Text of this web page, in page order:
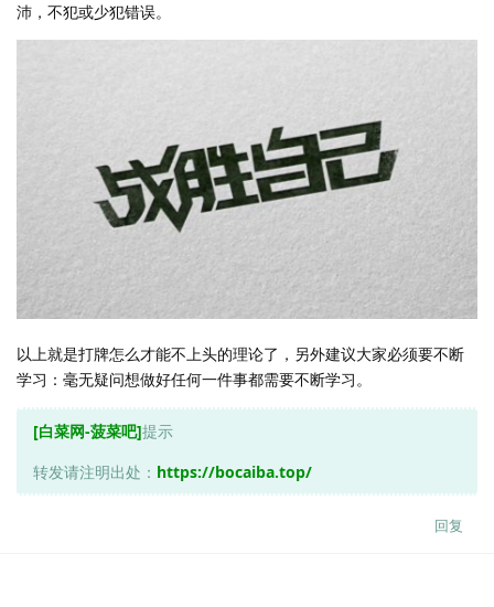
沛，不犯或少犯错误。
以上就是打牌怎么才能不上头的理论了，另外建议大家必须要不断
学习：毫无疑问想做好任何一件事都需要不断学习。
[白菜网-菠菜吧]提示
转发请注明出处： https://bocaiba.top/
回复